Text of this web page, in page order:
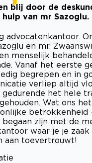
blij door de
hulp van mr Sazoglu.
advocatenkantoor.
en mr.
menselijk
Vanaf het eerste
begrepen en in
verliep altijd
het hele
Wat ons
betrokkenheid
zijn met de
waar je je
aan toevertrouwt!